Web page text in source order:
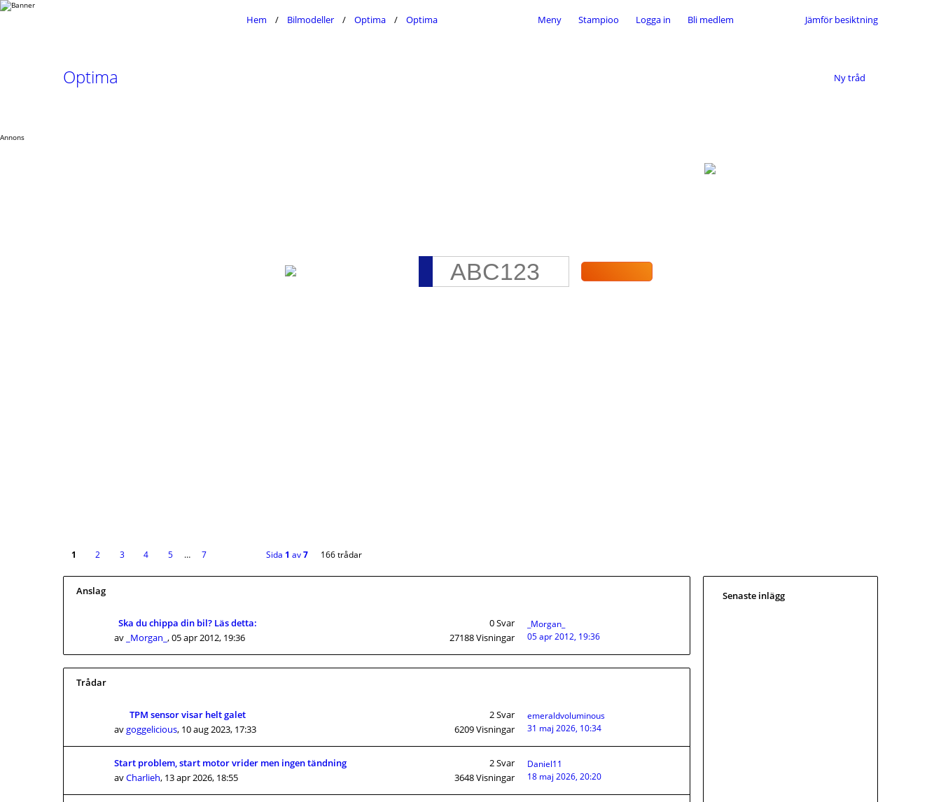
Meny Stampioo Logga in Bli medlem Jämför besiktning
Hem Bilmodeller Optima Optima
Optima Ny tråd
Annons
1 2 3 4 5 … 7 Sida 1 av7 166 trådar
Anslag
Ska du chippa din bil? Läs detta:
av _Morgan_ ,05 apr 2012, 19:36
0Svar
27188Visningar
_Morgan_
05 apr 2012, 19:36
Trådar
TPM sensor visar helt galet
avgoggelicious, 10 aug 2023, 17:33
2Svar
6209Visningar
emeraldvoluminous
31 maj 2026, 10:34
Start problem, start motor vrider men ingen tändning
avCharlieh, 13 apr 2026, 18:55
2Svar
3648Visningar
Daniel11
18 maj 2026, 20:20
Senaste inlägg